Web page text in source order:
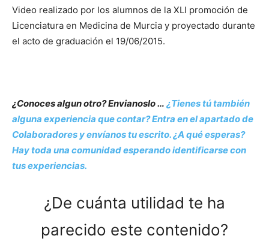
Video realizado por los alumnos de la XLI promoción de
Licenciatura en Medicina de Murcia y proyectado durante
el acto de graduación el 19/06/2015.
¿Conoces algun otro? Envianoslo … ¿Tienes tú también
alguna experiencia que contar? Entra en el apartado de
Colaboradores y envíanos tu escrito. ¿A qué esperas?
Hay toda una comunidad esperando identificarse con
tus experiencias.
¿De cuánta utilidad te ha
parecido este contenido?